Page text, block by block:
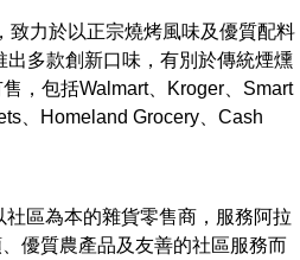
致力於以正宗燒烤風味及優質配料
多款創新口味，有別於傳統煙燻
，包括Walmart、Kroger、Smart
、Homeland Grocery、Cash
區為本的雜貨零售商，服務阿拉
優質農產品及友善的社區服務而